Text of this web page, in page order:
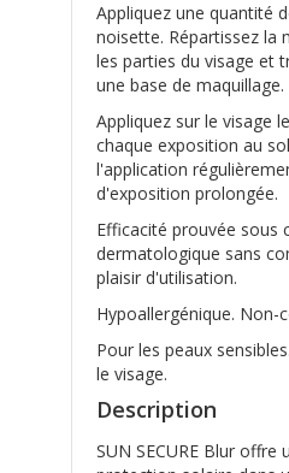
Appliquez une quantité
noisette. Répartissez la
les parties du visage et
une base de maquillage.
Appliquez sur le visage
chaque exposition au
l'application
d'exposition prolongée.
Efficacité prouvée sous
dermatologique sans
plaisir d'utilisation.
Hypoallergénique. Non-
Pour les peaux
le visage.
Description
SUN SECURE Blur offre